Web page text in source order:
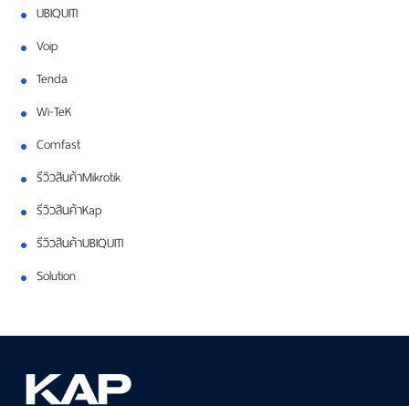
UBIQUITI
Voip
Tenda
Wi-TeK
Comfast
รีวิวสินค้าMikrotik
รีวิวสินค้าKap
รีวิวสินค้าUBIQUITI
Solution